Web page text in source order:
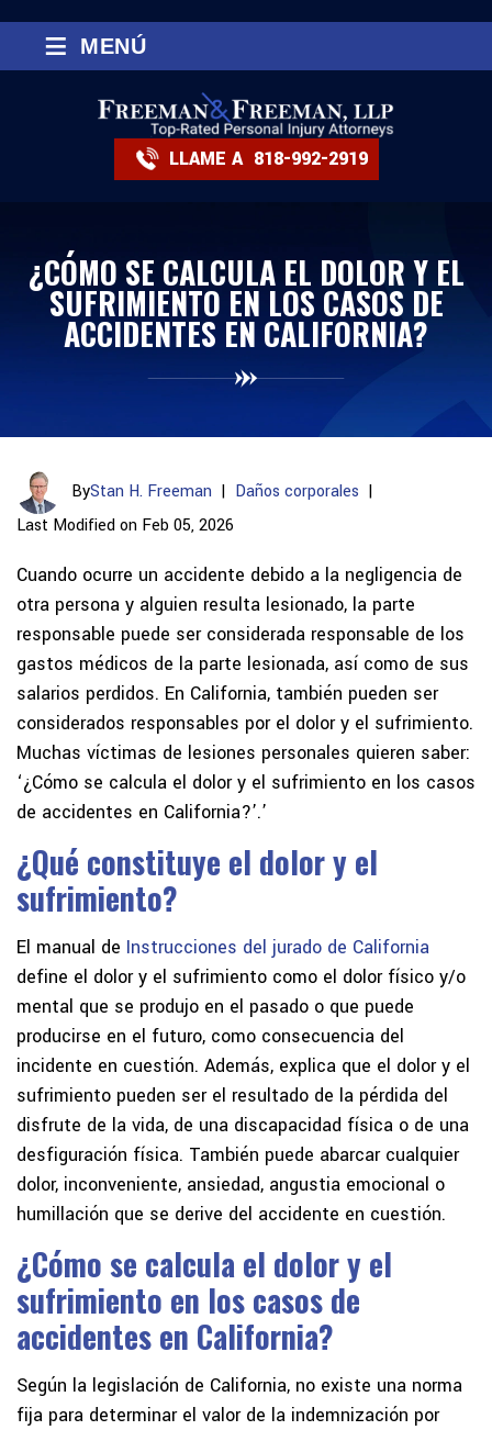
LLAME A 818-992-2919
≡ MENÚ
¿CÓMO SE CALCULA EL DOLOR Y EL
SUFRIMIENTO EN LOS CASOS DE
ACCIDENTES EN CALIFORNIA?
ByStan H. Freeman | Daños corporales |
Last Modified on Feb 05, 2026
Cuando ocurre un accidente debido a la negligencia de
otra persona y alguien resulta lesionado, la parte
responsable puede ser considerada responsable de los
gastos médicos de la parte lesionada, así como de sus
salarios perdidos. En California, también pueden ser
considerados responsables por el dolor y el sufrimiento.
Muchas víctimas de lesiones personales quieren saber:
‘¿Cómo se calcula el dolor y el sufrimiento en los casos
de accidentes en California?’.’
¿Qué constituye el dolor y el
sufrimiento?
El manual de Instrucciones del jurado de California
define el dolor y el sufrimiento como el dolor físico y/o
mental que se produjo en el pasado o que puede
producirse en el futuro, como consecuencia del
incidente en cuestión. Además, explica que el dolor y el
sufrimiento pueden ser el resultado de la pérdida del
disfrute de la vida, de una discapacidad física o de una
desfiguración física. También puede abarcar cualquier
dolor, inconveniente, ansiedad, angustia emocional o
humillación que se derive del accidente en cuestión.
¿Cómo se calcula el dolor y el
sufrimiento en los casos de
accidentes en California?
Según la legislación de California, no existe una norma
fija para determinar el valor de la indemnización por